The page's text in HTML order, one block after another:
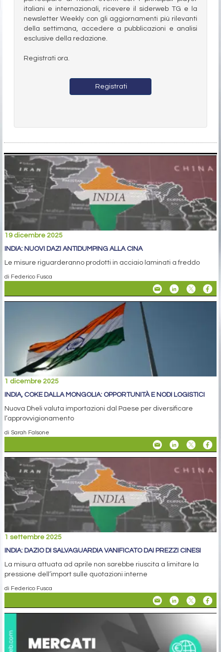
italiani e internazionali, ricevere il siderweb TG e la
newsletter Weekly con gli aggiornamenti più rilevanti
della settimana, accedere a pubblicazioni e analisi
esclusive della redazione.
Registrati ora.
Registrati
19 dicembre 2025
INDIA: NUOVI DAZI ANTIDUMPING ALLA CINA
Le misure riguarderanno prodotti in acciaio laminati a freddo
di Federico Fusca
1 dicembre 2025
INDIA, COKE DALLA MONGOLIA: OPPORTUNITÀ E NODI LOGISTICI
Nuova Dheli valuta importazioni dal Paese per diversificare
l’approvvigionamento
di Sarah Falsone
1 settembre 2025
INDIA: DAZIO DI SALVAGUARDIA VANIFICATO DAI PREZZI CINESI
La misura attuata ad aprile non sarebbe riuscita a limitare la
pressione dell’import sulle quotazioni interne
di Federico Fusca